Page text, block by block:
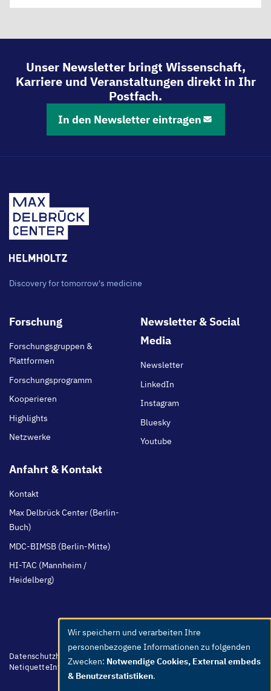
Unser Newsletter bringt Wissenschaft,
Karriere und Veranstaltungen direkt in Ihr
Postfach.
In den Newsletter eintragen
Discovery for tomorrow's medicine
Footer
Forschung
Forschungsgruppen &
Plattformen
Forschungsprogramm
Kooperieren
Highlights
Netzwerke
Newsletter & Social
Media
Newsletter
LinkedIn
Instagram
Bluesky
Youtube
Anfahrt & Kontakt
Kontakt
Max Delbrück Center (Berlin-
Buch)
MDC-BIMSB (Berlin-Mitte)
HI-TAC (Mannheim /
Heidelberg)
Footer
menu
Datenschutzhinweis BarrierefreiheitLeichte Sprache
Whistleblower
NetiquetteInternImpressum
Use
of
personal
data
Wir speichern und verarbeiten Ihre
personenbezogene Informationen zu folgenden
Zwecken: Notwendige Cookies, External embeds
& Benutzerstatistiken.